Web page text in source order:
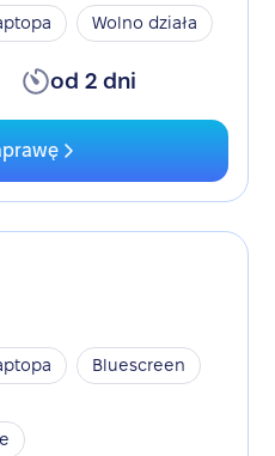
Wolno działa
od 2 dni
Bluescreen